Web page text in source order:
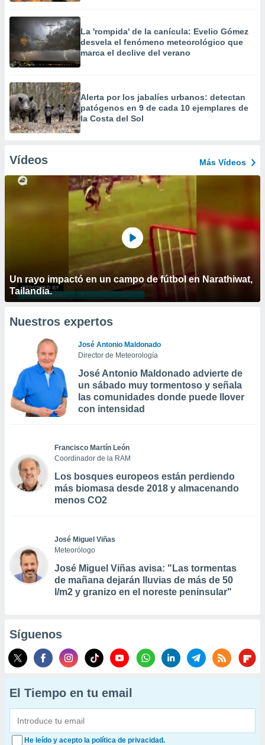
La 'rompida' de la canícula: Evelio Gómez
desvela el fenómeno meteorológico que
marca el declive del verano
Alerta por los jabalíes urbanos: detectan
patógenos en 9 de cada 10 ejemplares de
la Costa del Sol
Vídeos Más Vídeos
Un rayo impactó en un campo de fútbol en Narathiwat,
Tailandia.
Nuestros expertos
José Antonio Maldonado
Director de Meteorología
José Antonio Maldonado advierte de
un sábado muy tormentoso y señala
las comunidades donde puede llover
con intensidad
Francisco Martín León
Coordinador de la RAM
Los bosques europeos están perdiendo
más biomasa desde 2018 y almacenando
menos CO2
José Miguel Viñas
Meteorólogo
José Miguel Viñas avisa: "Las tormentas
de mañana dejarán lluvias de más de 50
l/m2 y granizo en el noreste peninsular"
Síguenos
El Tiempo en tu email
He leído y acepto la política de privacidad.